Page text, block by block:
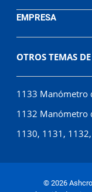
EMPRESA
OTROS TEMAS
1133 Manómetro
1132 Manómetro
1130, 1131,
© 2026